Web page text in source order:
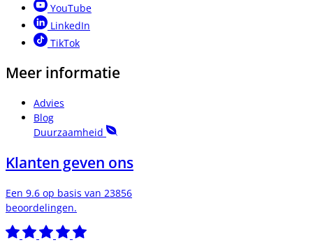
YouTube
LinkedIn
TikTok
Meer informatie
Advies
Blog
Duurzaamheid
Klanten geven ons
Een 9.6 op basis van 23856
beoordelingen.